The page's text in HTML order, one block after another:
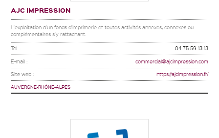
AJC IMPRESSION
L'exploitation d'un fonds d'imprimerie et toutes activités annexes, connexes ou
complémentaires s'y rattachant.
Tel. : 04 75 59 13 13
E-mail : commercial@ajcimpression.com
Site web : https://ajcimpression.fr/
AUVERGNE-RHÔNE-ALPES